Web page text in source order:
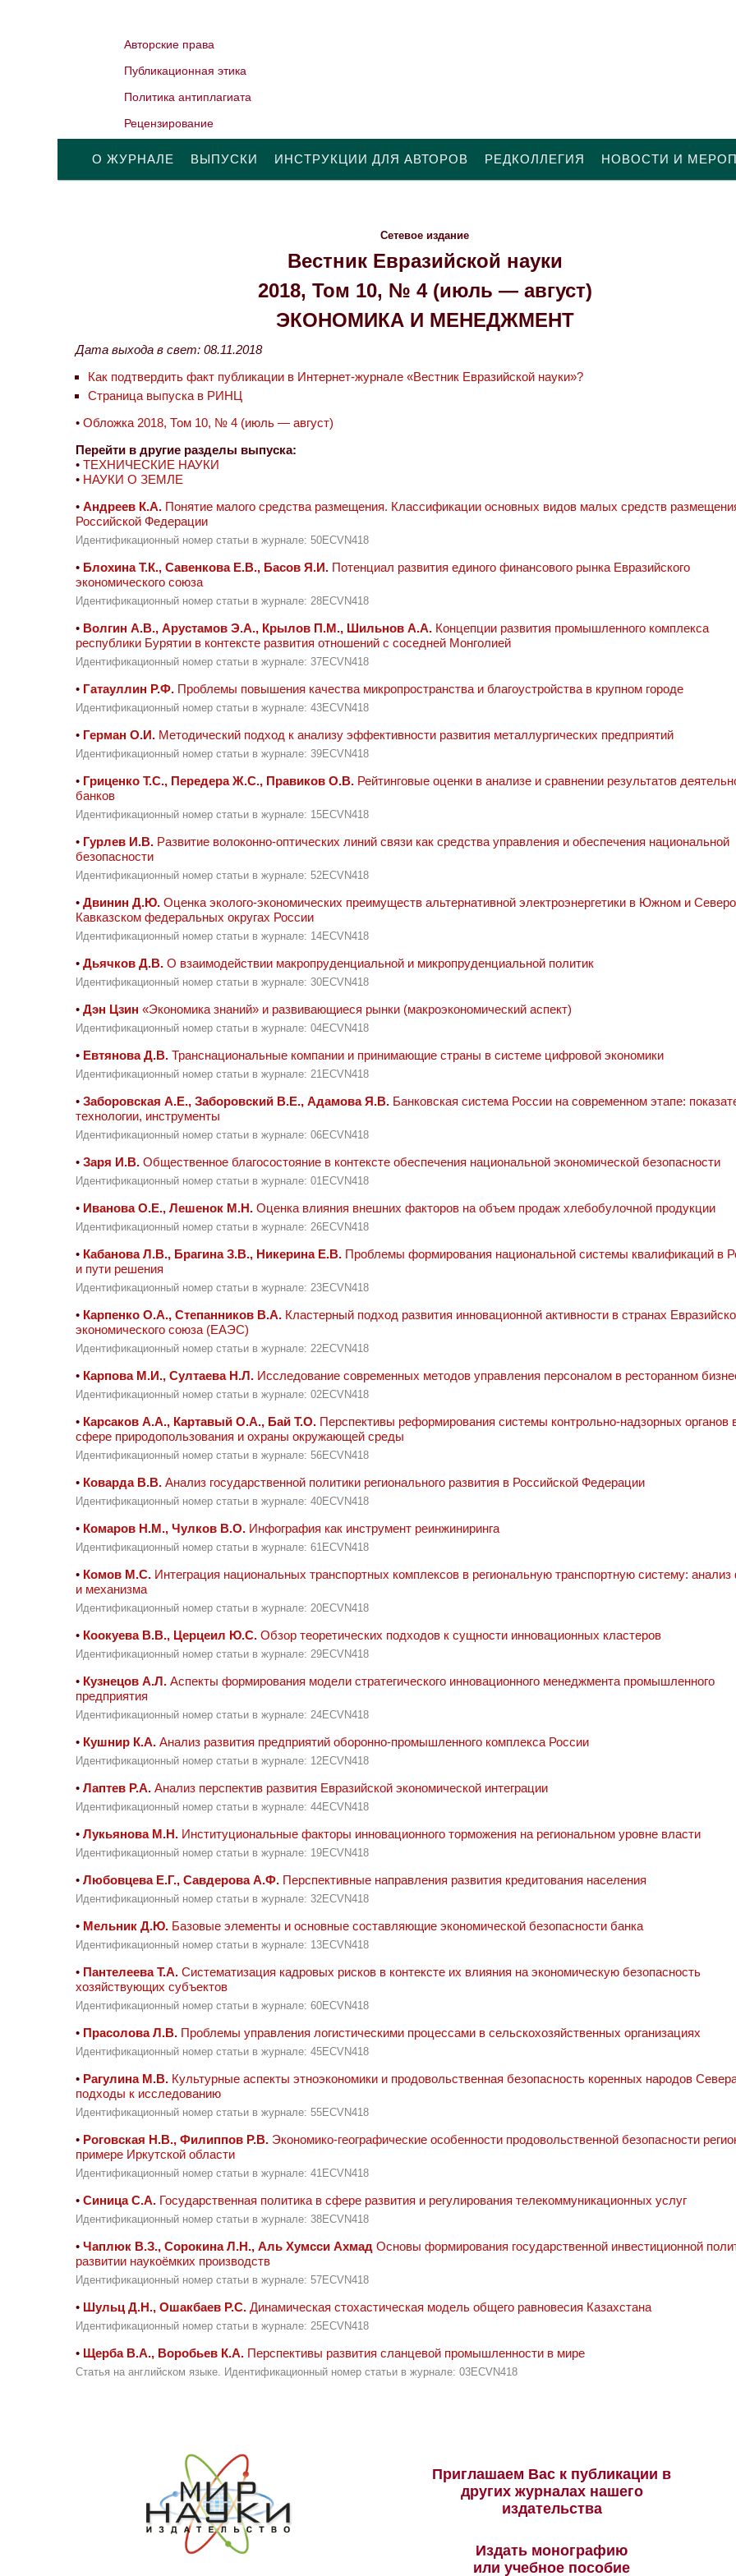
Авторские права
Публикационная этика
Политика антиплагиата
Рецензирование
О ЖУРНАЛЕ ВЫПУСКИ ИНСТРУКЦИИ ДЛЯ АВТОРОВ РЕДКОЛЛЕГИЯ НОВОСТИ И
Сетевое издание
Вестник Евразийской науки
2018, Том 10, № 4 (июль — август)
ЭКОНОМИКА И МЕНЕДЖМЕНТ
Дата выхода в свет: 08.11.2018
Как подтвердить факт публикации в Интернет-журнале «Вестник Евразийской науки»?
Страница выпуска в РИНЦ
• Обложка 2018, Том 10, № 4 (июль — август)
Перейти в другие разделы выпуска:
• ТЕХНИЧЕСКИЕ НАУКИ
• НАУКИ О ЗЕМЛЕ
• Андреев К.А. Понятие малого средства размещения. Классификации основных видов малых средств
Российской Федерации
Идентификационный номер статьи в журнале: 50ECVN418
• Блохина Т.К., Савенкова Е.В., Басов Я.И. Потенциал развития единого финансового рынка Евразийского
экономического союза
Идентификационный номер статьи в журнале: 28ECVN418
• Волгин А.В., Арустамов Э.А., Крылов П.М., Шильнов А.А. Концепции развития промышленного комплекса
республики Бурятии в контексте развития отношений с соседней Монголией
Идентификационный номер статьи в журнале: 37ECVN418
• Гатауллин Р.Ф. Проблемы повышения качества микропространства и благоустройства в крупном городе
Идентификационный номер статьи в журнале: 43ECVN418
• Герман О.И. Методический подход к анализу эффективности развития металлургических предприятий
Идентификационный номер статьи в журнале: 39ECVN418
• Гриценко Т.С., Передера Ж.С., Правиков О.В. Рейтинговые оценки в анализе и сравнении результатов
банков
Идентификационный номер статьи в журнале: 15ECVN418
• Гурлев И.В. Развитие волоконно-оптических линий связи как средства управления и обеспечения национальной
безопасности
Идентификационный номер статьи в журнале: 52ECVN418
• Двинин Д.Ю. Оценка эколого-экономических преимуществ альтернативной электроэнергетики в Южном и
Кавказском федеральных округах России
Идентификационный номер статьи в журнале: 14ECVN418
• Дьячков Д.В. О взаимодействии макропруденциальной и микропруденциальной политик
Идентификационный номер статьи в журнале: 30ECVN418
• Дэн Цзин «Экономика знаний» и развивающиеся рынки (макроэкономический аспект)
Идентификационный номер статьи в журнале: 04ECVN418
• Евтянова Д.В. Транснациональные компании и принимающие страны в системе цифровой экономики
Идентификационный номер статьи в журнале: 21ECVN418
• Заборовская А.Е., Заборовский В.Е., Адамова Я.В. Банковская система России на современном этапе:
технологии, инструменты
Идентификационный номер статьи в журнале: 06ECVN418
• Заря И.В. Общественное благосостояние в контексте обеспечения национальной экономической безопасности
Идентификационный номер статьи в журнале: 01ECVN418
• Иванова О.Е., Лешенок М.Н. Оценка влияния внешних факторов на объем продаж хлебобулочной продукции
Идентификационный номер статьи в журнале: 26ECVN418
• Кабанова Л.В., Брагина З.В., Никерина Е.В. Проблемы формирования национальной системы квалификаций в
и пути решения
Идентификационный номер статьи в журнале: 23ECVN418
• Карпенко О.А., Степанников В.А. Кластерный подход развития инновационной активности в странах
экономического союза (ЕАЭС)
Идентификационный номер статьи в журнале: 22ECVN418
• Карпова М.И., Султаева Н.Л. Исследование современных методов управления персоналом в ресторанном
Идентификационный номер статьи в журнале: 02ECVN418
• Карсаков А.А., Картавый О.А., Бай Т.О. Перспективы реформирования системы контрольно-надзорных органов
сфере природопользования и охраны окружающей среды
Идентификационный номер статьи в журнале: 56ECVN418
• Коварда В.В. Анализ государственной политики регионального развития в Российской Федерации
Идентификационный номер статьи в журнале: 40ECVN418
• Комаров Н.М., Чулков В.О. Инфография как инструмент реинжиниринга
Идентификационный номер статьи в журнале: 61ECVN418
• Комов М.С. Интеграция национальных транспортных комплексов в региональную транспортную систему:
и механизма
Идентификационный номер статьи в журнале: 20ECVN418
• Коокуева В.В., Церцеил Ю.С. Обзор теоретических подходов к сущности инновационных кластеров
Идентификационный номер статьи в журнале: 29ECVN418
• Кузнецов А.Л. Аспекты формирования модели стратегического инновационного менеджмента промышленного
предприятия
Идентификационный номер статьи в журнале: 24ECVN418
• Кушнир К.А. Анализ развития предприятий оборонно-промышленного комплекса России
Идентификационный номер статьи в журнале: 12ECVN418
• Лаптев Р.А. Анализ перспектив развития Евразийской экономической интеграции
Идентификационный номер статьи в журнале: 44ECVN418
• Лукьянова М.Н. Институциональные факторы инновационного торможения на региональном уровне власти
Идентификационный номер статьи в журнале: 19ECVN418
• Любовцева Е.Г., Савдерова А.Ф. Перспективные направления развития кредитования населения
Идентификационный номер статьи в журнале: 32ECVN418
• Мельник Д.Ю. Базовые элементы и основные составляющие экономической безопасности банка
Идентификационный номер статьи в журнале: 13ECVN418
• Пантелеева Т.А. Систематизация кадровых рисков в контексте их влияния на экономическую безопасность
хозяйствующих субъектов
Идентификационный номер статьи в журнале: 60ECVN418
• Прасолова Л.В. Проблемы управления логистическими процессами в сельскохозяйственных организациях
Идентификационный номер статьи в журнале: 45ECVN418
• Рагулина М.В. Культурные аспекты этноэкономики и продовольственная безопасность коренных народов
подходы к исследованию
Идентификационный номер статьи в журнале: 55ECVN418
• Роговская Н.В., Филиппов Р.В. Экономико-географические особенности продовольственной безопасности
примере Иркутской области
Идентификационный номер статьи в журнале: 41ECVN418
• Синица С.А. Государственная политика в сфере развития и регулирования телекоммуникационных услуг
Идентификационный номер статьи в журнале: 38ECVN418
• Чаплюк В.З., Сорокина Л.Н., Аль Хумсси Ахмад Основы формирования государственной инвестиционной
развитии наукоёмких производств
Идентификационный номер статьи в журнале: 57ECVN418
• Шульц Д.Н., Ошакбаев Р.С. Динамическая стохастическая модель общего равновесия Казахстана
Идентификационный номер статьи в журнале: 25ECVN418
• Щерба В.А., Воробьев К.А. Перспективы развития сланцевой промышленности в мире
Статья на английском языке. Идентификационный номер статьи в журнале: 03ECVN418
Приглашаем Вас к публикации в
других журналах нашего
издательства
Издать монографию
или учебное пособие